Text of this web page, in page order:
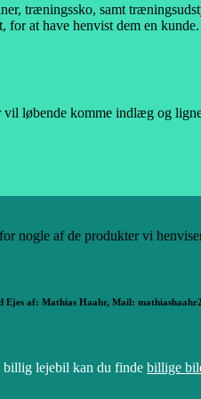
træningssko, samt
for at have henvist dem en kunde.
løbende komme indlæg og
nogle af de produkter vi
Ejes af: Mathias Haahr, Mail:
billig lejebil kan du finde billige